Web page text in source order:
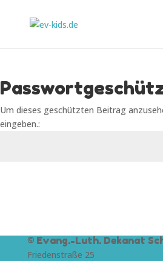
Um dieses geschützten Beitrag
eingeben.:
© Evang.-Luth. Dekanat
Friedenstraße 25